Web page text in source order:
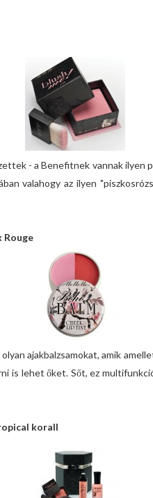
- a Benefitnek vannak ilyen
valahogy az ilyen
Rouge
ajakbalzsamokat, amik
is lehet őket. Sőt, ez
korall